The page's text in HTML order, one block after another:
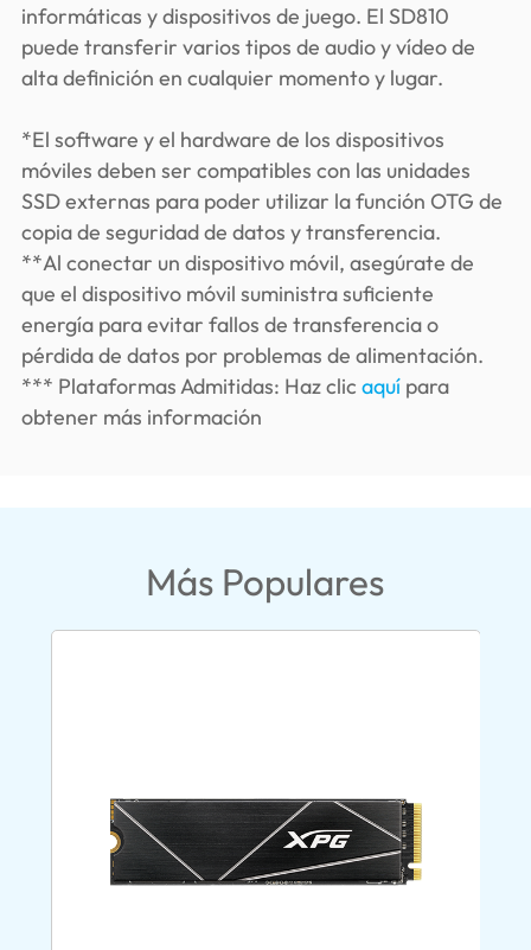
informáticas y dispositivos de juego. El SD810
puede transferir varios tipos de audio y vídeo de
alta definición en cualquier momento y lugar.
*El software y el hardware de los dispositivos
móviles deben ser compatibles con las unidades
SSD externas para poder utilizar la función OTG de
copia de seguridad de datos y transferencia.
**Al conectar un dispositivo móvil, asegúrate de
que el dispositivo móvil suministra suficiente
energía para evitar fallos de transferencia o
pérdida de datos por problemas de alimentación.
*** Plataformas Admitidas: Haz clic aquípara
obtener más información
Más Populares